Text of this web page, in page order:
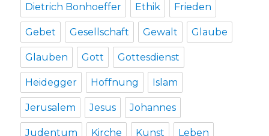
Dietrich Bonhoeffer Ethik Frieden
Gebet Gesellschaft Gewalt Glaube
Glauben Gott Gottesdienst
Heidegger Hoffnung Islam
Jerusalem Jesus Johannes
Judentum Kirche Kunst Leben